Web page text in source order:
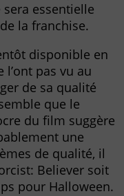
essentielle
la franchise.
disponible en
pas vu au
de sa qualité
que le
du film suggère
une
de qualité, il
Believer soit
pour Halloween.